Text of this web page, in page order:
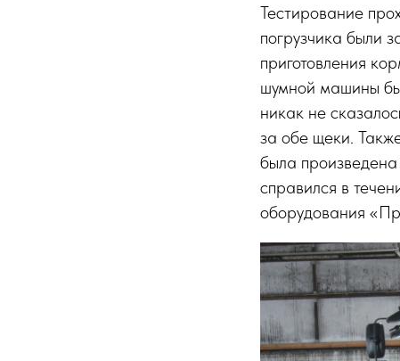
Тестирование
погрузчика были
приготовления
шумной машины
никак не
за обе щеки.
была
справился в
оборудования